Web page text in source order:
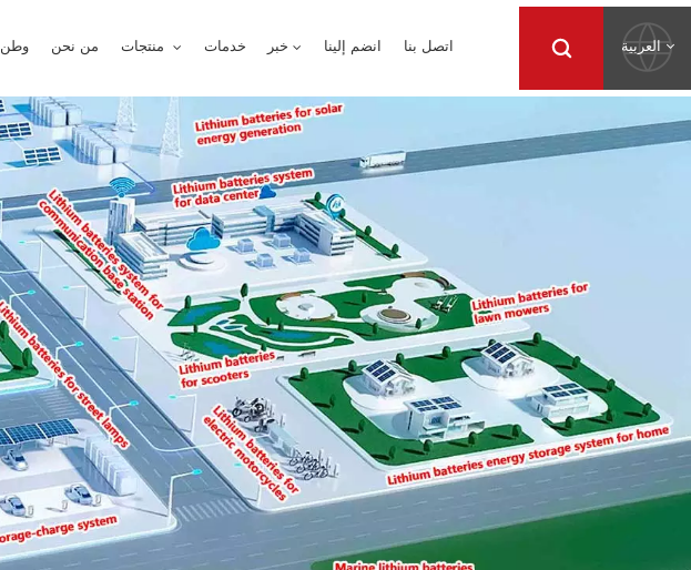
وطن من نحن خدمات خبر انضم إلينا اتصل بنا العربية